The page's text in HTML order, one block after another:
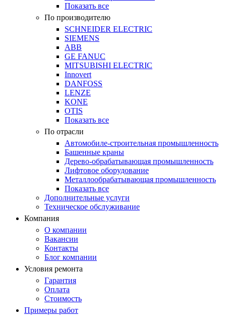
Показать все
По производителю
SCHNEIDER ELECTRIC
SIEMENS
ABB
GE FANUC
MITSUBISHI ELECTRIC
Innovert
DANFOSS
LENZE
KONE
OTIS
Показать все
По отрасли
Автомобиле-строительная промышленность
Башенные краны
Дерево-обрабатывающая промышленность
Лифтовое оборудование
Металлообрабатывающая промышленность
Показать все
Дополнительные услуги
Техническое обслуживание
Компания
О компании
Вакансии
Контакты
Блог компании
Условия ремонта
Гарантия
Оплата
Стоимость
Примеры работ